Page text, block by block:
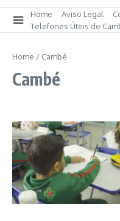
Home Aviso Legal
Telefones Úteis de
Home / Cambé
Cambé